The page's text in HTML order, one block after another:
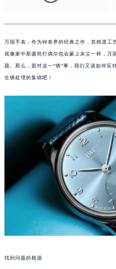
万国手表，作为钟表界的经典之作，其精湛工
就像家中那盏筒灯偶尔也会蒙上灰尘一样，万
题。那么，面对这一“锈”事，我们又该如何应
生锈处理的集锦吧！
找到问题的根源